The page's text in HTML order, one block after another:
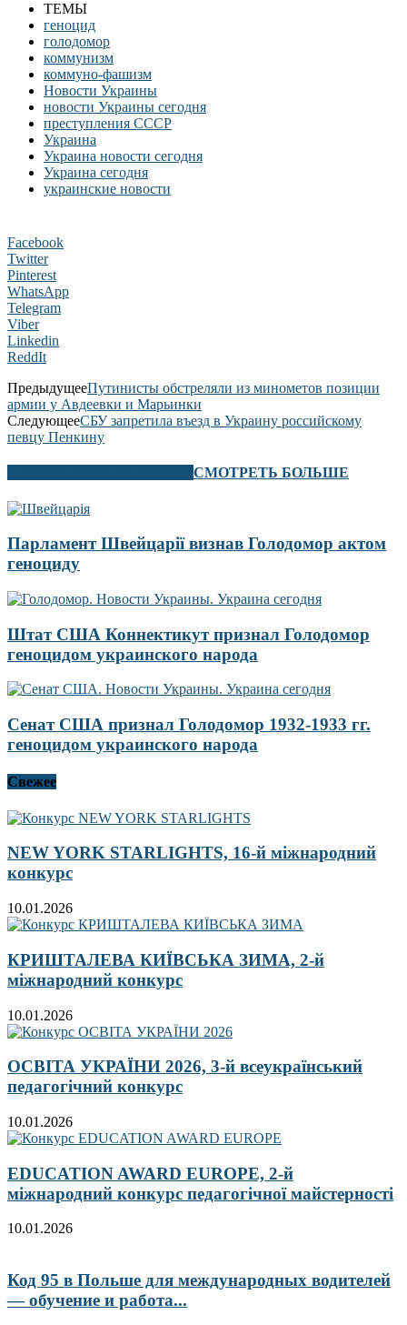
ТЕМЫ
геноцид
голодомор
коммунизм
коммуно-фашизм
Новости Украины
новости Украины сегодня
преступления СССР
Украина
Украина новости сегодня
Украина сегодня
украинские новости
Facebook
Twitter
Pinterest
WhatsApp
Telegram
Viber
Linkedin
ReddIt
ПредыдущееПутинисты обстреляли из минометов позиции
армии у Авдеевки и Марьинки
СледующееСБУ запретила въезд в Украину российскому
певцу Пенкину
СМОТРЕТЬ БОЛЬШЕ
Парламент Швейцарії визнав Голодомор актом
геноциду
Штат США Коннектикут признал Голодомор
геноцидом украинского народа
Сенат США признал Голодомор 1932-1933 гг.
геноцидом украинского народа
Свежее
NEW YORK STARLIGHTS, 16-й міжнародний
конкурс
10.01.2026
КРИШТАЛЕВА КИЇВСЬКА ЗИМА, 2-й
міжнародний конкурс
10.01.2026
ОСВІТА УКРАЇНИ 2026, 3-й всеукраїнський
педагогічний конкурс
10.01.2026
EDUCATION AWARD EUROPE, 2-й
міжнародний конкурс педагогічної майстерності
10.01.2026
Код 95 в Польше для международных водителей
— обучение и работа...